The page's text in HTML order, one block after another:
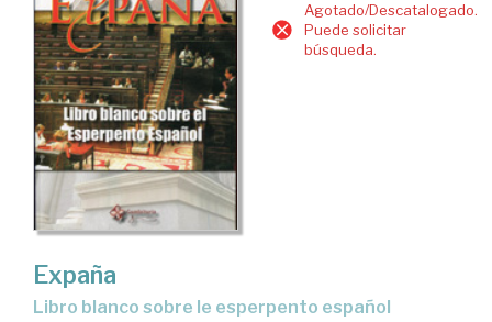
Agotado/Descatalogado.
Puede solicitar
búsqueda.
Expaña
libro blanco sobre le esperpento español